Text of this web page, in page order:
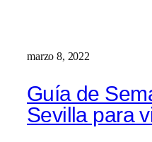
marzo 8, 2022
Guía de
Sevilla para